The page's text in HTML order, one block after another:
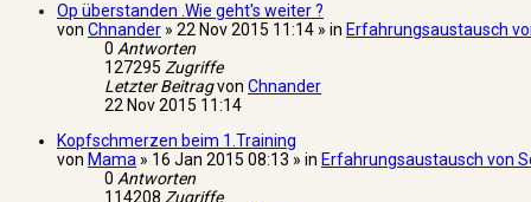
Op überstanden .Wie geht's weiter ?
von Chnander » 22 Nov 2015 11:14 » in Erfahrungsaustausch
0 Antworten
127295 Zugriffe
Letzter Beitragvon Chnander
22 Nov 2015 11:14
Kopfschmerzen beim 1.Training
von Mama » 16 Jan 2015 08:13 » in Erfahrungsaustausch von
0 Antworten
114208 Zugriffe